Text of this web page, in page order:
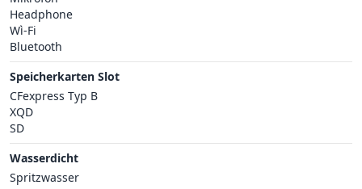
Headphone
Wì-Fi
Bluetooth
Speicherkarten Slot
CFexpress Typ B
XQD
SD
Wasserdicht
Spritzwasser